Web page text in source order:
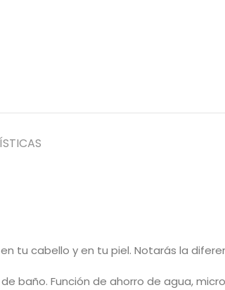
tu cabello y en tu piel. Notarás la
baño. Función de ahorro de agua,